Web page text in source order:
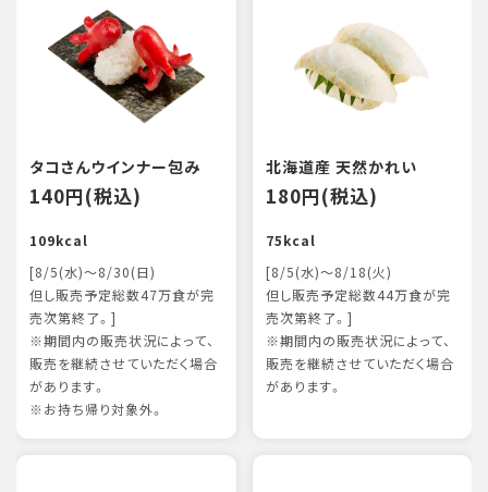
タコさんウインナー包み
140円(税込)
109kcal
[8/5(水)～8/30(日)
但し販売予定総数47万食が完
売次第終了。]
※期間内の販売状況によって、
販売を継続させていただく場合
があります。
※お持ち帰り対象外。
北海道産 天然かれい
180円(税込)
75kcal
[8/5(水)～8/18(火)
但し販売予定総数44万食が完
売次第終了。]
※期間内の販売状況によって、
販売を継続させていただく場合
があります。